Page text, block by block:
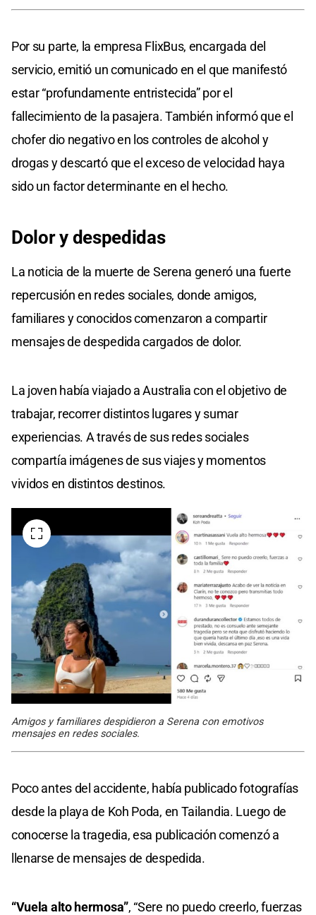
Por su parte, la empresa FlixBus, encargada del
servicio, emitió un comunicado en el que manifestó
estar “profundamente entristecida” por el
fallecimiento de la pasajera. También informó que el
chofer dio negativo en los controles de alcohol y
drogas y descartó que el exceso de velocidad haya
sido un factor determinante en el hecho.
Dolor y despedidas
La noticia de la muerte de Serena generó una fuerte
repercusión en redes sociales, donde amigos,
familiares y conocidos comenzaron a compartir
mensajes de despedida cargados de dolor.
La joven había viajado a Australia con el objetivo de
trabajar, recorrer distintos lugares y sumar
experiencias. A través de sus redes sociales
compartía imágenes de sus viajes y momentos
vividos en distintos destinos.
Amigos y familiares despidieron a Serena con emotivos
mensajes en redes sociales.
Poco antes del accidente, había publicado fotografías
desde la playa de Koh Poda, en Tailandia. Luego de
conocerse la tragedia, esa publicación comenzó a
llenarse de mensajes de despedida.
“Vuela alto hermosa”, “Sere no puedo creerlo, fuerzas